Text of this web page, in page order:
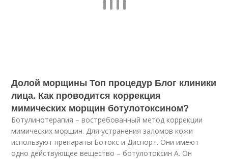
Долой морщины Топ процедур Блог клиники
лица. Как проводится коррекция
мимических морщин ботулотоксином?
Ботулинотерапия – востребованный метод коррекции
мимических морщин. Для устранения заломов кожи
используют препараты Ботокс и Диспорт. Они имеют
одно действующее вещество – ботулотоксин А. Он